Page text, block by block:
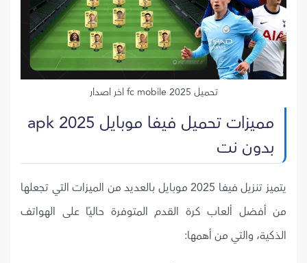
تحميل fc mobile 2025 اخر اصدار
مميزات تحميل فيفا موبايل 2025 apk
بدون نت
يتميز تنزيل فيفا 2025 موبايل بالعديد من الميزات التي تجعلها
من أفضل ألعاب كرة القدم المتوفرة حاليًا على الهواتف
الذكية، والتي من أهمها: